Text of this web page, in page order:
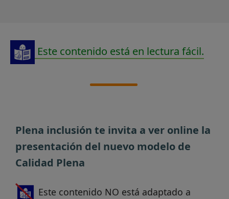
Este contenido está en lectura fácil.
Plena inclusión te invita a ver online la
presentación del nuevo modelo de
Calidad Plena
Este contenido NO está adaptado a